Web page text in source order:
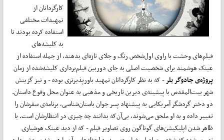
کارگردانان از
تمهیدات مختلفی
استفاده کرده بودند تا
به کلیشه‌های
فیلم‌های وحشت با راوی اول‌شخص رنگ و جلای تازه‌ای بدهند، از جمله استفاده از
عینک هوشمند برای شخصیت اصلی به جای دوربین فیلم‌برداری کلیشه‌شده از زمان
پروژه‌ی جادوگر بلر - که به نظر کارگردانان تمهید باورپذیرتری بوده - و نیز گزینش
شهر بیت‌المقدس با پیشینه‌ی دیرین تاریخی و مذهبی به عنوان محل وقوع داستان.
دو دختر گردشگر آمریکایی به پیشنهاد پسر جوان باستان‌شناسی، برنامه‌ی سفرشان را
تغییر داده و به او ملحق می‌شوند، بی‌آن‌که بدانند چه چیزی در انتظارشان است. با
ظاهر شدن اپلیکیشن‌های گوناگون روی تصاویر فیلم - که از دید عینک هوشیاری